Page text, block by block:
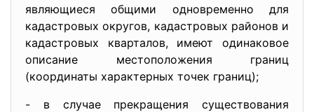
являющиеся общими одновременно для
кадастровых округов, кадастровых районов и
кадастровых кварталов, имеют одинаковое
описание местоположения границ
(координаты характерных точек границ);
- в случае прекращения существования